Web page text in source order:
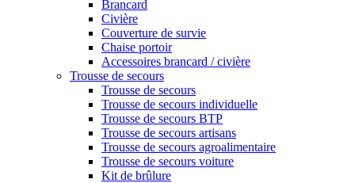
Brancard
Civière
Couverture de survie
Chaise portoir
Accessoires brancard / civière
Trousse de secours
Trousse de secours
Trousse de secours individuelle
Trousse de secours BTP
Trousse de secours artisans
Trousse de secours agroalimentaire
Trousse de secours voiture
Kit de brûlure